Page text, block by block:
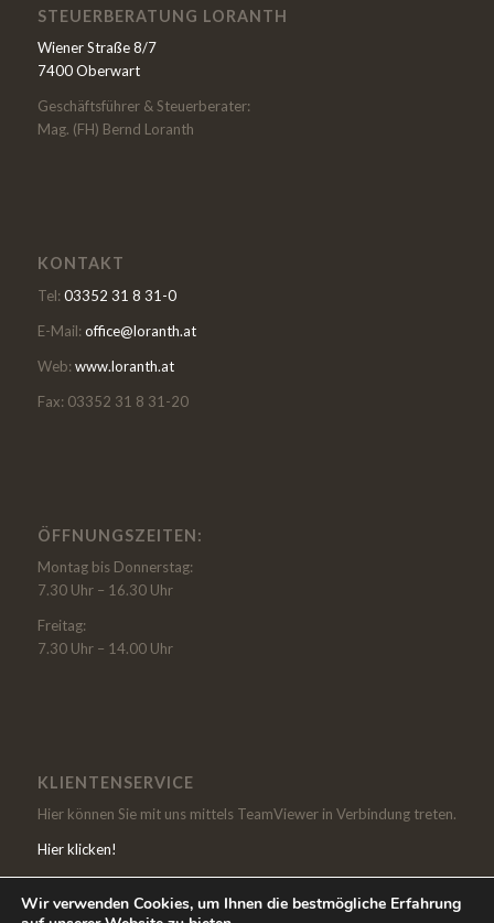
STEUERBERATUNG LORANTH
Wiener Straße 8/7
7400 Oberwart
Geschäftsführer & Steuerberater:
Mag. (FH) Bernd Loranth
KONTAKT
Tel: 03352 31 8 31-0
E-Mail: office@loranth.at
Web: www.loranth.at
Fax: 03352 31 8 31-20
ÖFFNUNGSZEITEN:
Montag bis Donnerstag:
7.30 Uhr – 16.30 Uhr
Freitag:
7.30 Uhr – 14.00 Uhr
KLIENTENSERVICE
Hier können Sie mit uns mittels TeamViewer in Verbindung treten.
Hier klicken!
Wir verwenden Cookies, um Ihnen die bestmögliche Erfahrung